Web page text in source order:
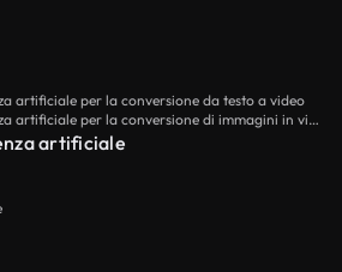
artificiale per la conversione da testo a video
Flussi di lavoro di intelligenza artificiale per la conversione di immagini in video
artificiale